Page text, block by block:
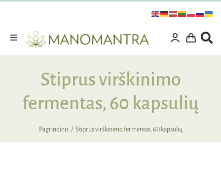
turinį
Toggle
Dovanos
Išpardavimas
Vitaminai ir maisto papildai
Stiprus virškinimo
fermentas, 60 kapsulių
Pagrindinis Stiprus virškinimo fermentas, 60 kapsulių